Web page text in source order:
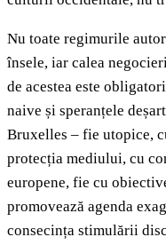
Nu toate regimurile
însele, iar calea
de acestea este
naive și speranțele
Bruxelles – fie utopice,
protecția mediului, cu
europene, fie cu
promovează agenda
consecința stimulării